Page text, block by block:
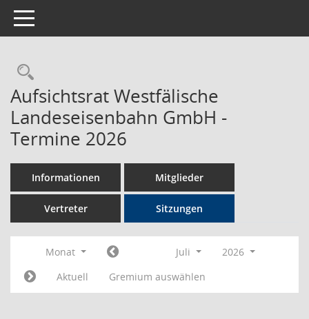
Toggle navigation
Rechercheauswahl
Aufsichtsrat Westfälische
Landeseisenbahn GmbH -
Termine 2026
Informationen Mitglieder
Vertreter Sitzungen
Monat Juli
2026
Aktuell
Gremium auswählen